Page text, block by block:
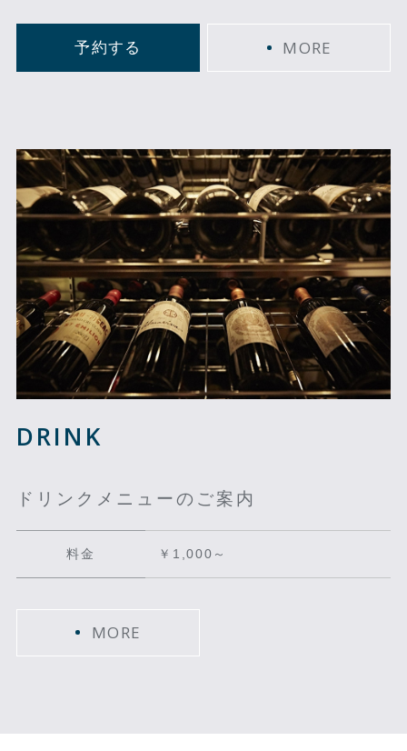
予約する MORE
DRINK
ドリンクメニューのご案内
料金 ￥1,000～
MORE